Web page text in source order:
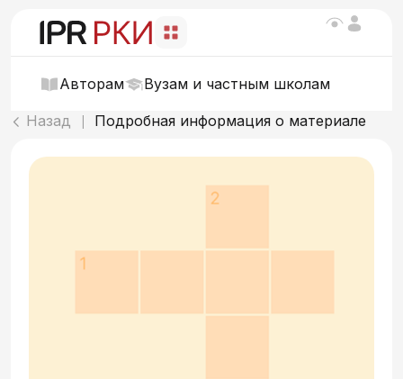
Авторам Вузам и частным школам
Назад Подробная информация о материале